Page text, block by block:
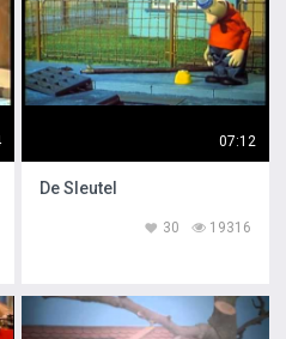
07:12
De Sleutel
19316
30